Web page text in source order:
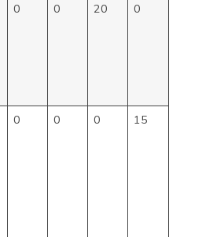
0 0 20 0
0 0 0 15